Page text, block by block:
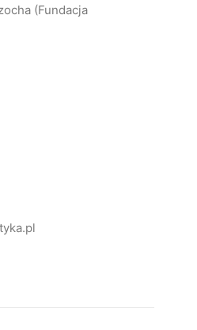
(Fundacja